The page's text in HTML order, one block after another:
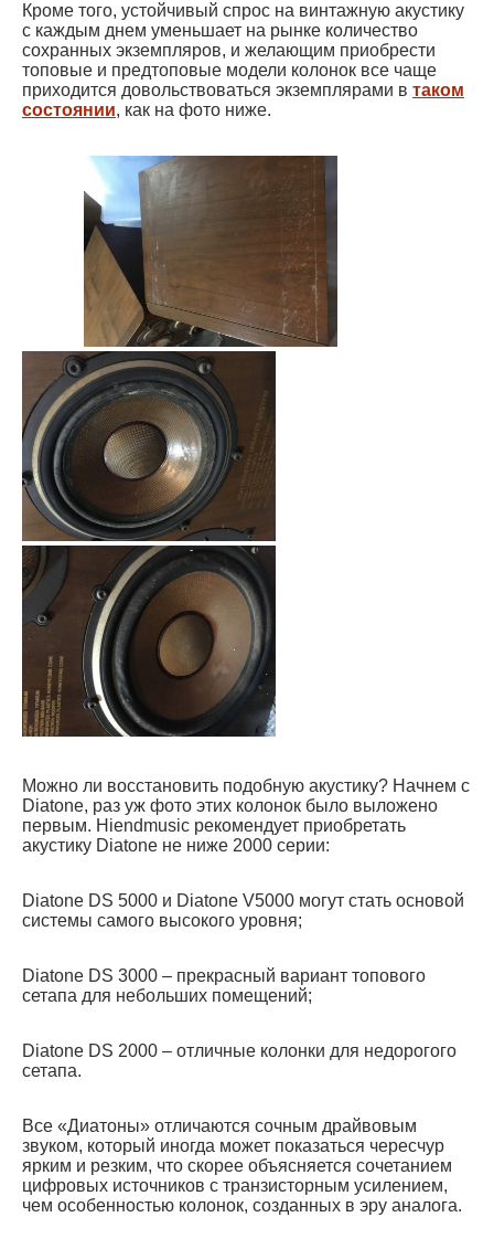
Кроме того, устойчивый спрос на винтажную акустику
с каждым днем уменьшает на рынке количество
сохранных экземпляров, и желающим приобрести
топовые и предтоповые модели колонок все чаще
приходится довольствоваться экземплярами в таком
состоянии, как на фото ниже.
Можно ли восстановить подобную акустику? Начнем с
Diatone, раз уж фото этих колонок было выложено
первым. Hiendmusic рекомендует приобретать
акустику Diatone не ниже 2000 серии:
Diatone DS 5000 и Diatone V5000 могут стать основой
системы самого высокого уровня;
Diatone DS 3000 – прекрасный вариант топового
сетапа для небольших помещений;
Diatone DS 2000 – отличные колонки для недорогого
сетапа.
Все «Диатоны» отличаются сочным драйвовым
звуком, который иногда может показаться чересчур
ярким и резким, что скорее объясняется сочетанием
цифровых источников с транзисторным усилением,
чем особенностью колонок, созданных в эру аналога.